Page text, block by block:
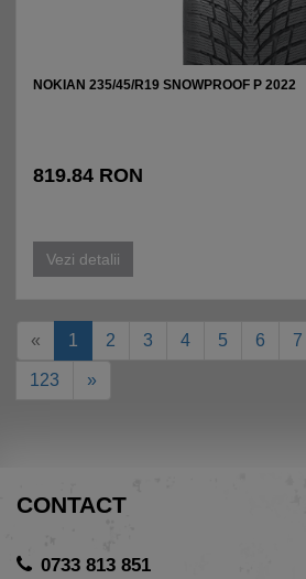
NOKIAN 235/45/R19 SNOWPROOF P 2022
819.84 RON
Vezi detalii
« 1 2 3 4 5 6 7
123 »
CONTACT
0733 813 851